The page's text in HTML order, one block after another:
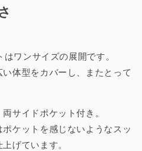
ワンサイズの展開です。
体型をカバーし、またとって
サイドポケット付き。
ケットを感じないようなスッ
げています。